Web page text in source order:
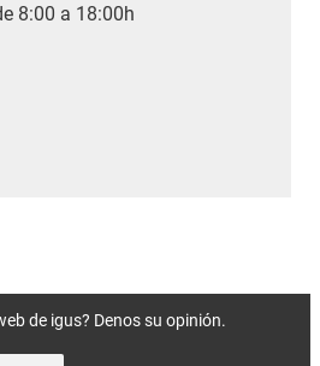
8:00 a 18:00h
de igus? Denos su opinión.